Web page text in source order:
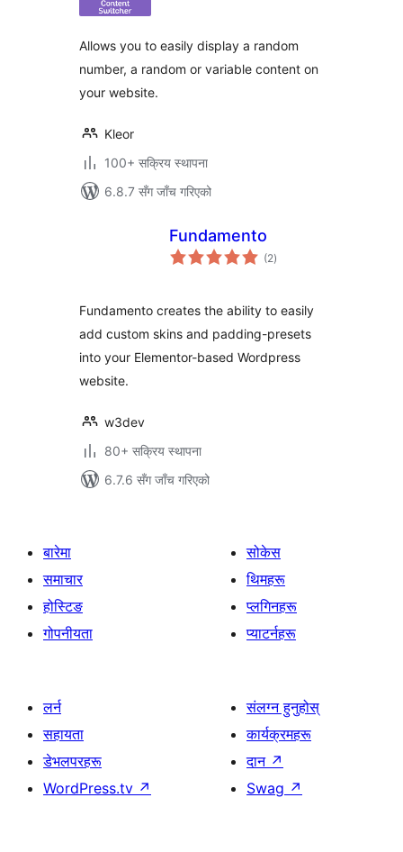
Allows you to easily display a random
number, a random or variable content on
your website.
Kleor
100+ सक्रिय स्थापना
6.8.7 सँग जाँच गरिएको
Fundamento
(2कुल
रेटिङ्गहरू
)
Fundamento creates the ability to easily
add custom skins and padding-presets
into your Elementor-based Wordpress
website.
w3dev
80+ सक्रिय स्थापना
6.7.6 सँग जाँच गरिएको
बारेमा
समाचार
होस्टिङ
गोपनीयता
सोकेस
थिमहरू
प्लगिनहरू
प्याटर्नहरू
लर्न
सहायता
डेभलपरहरू
WordPress.tv ↗
संलग्न हुनुहोस्
कार्यक्रमहरू
दान ↗
Swag ↗